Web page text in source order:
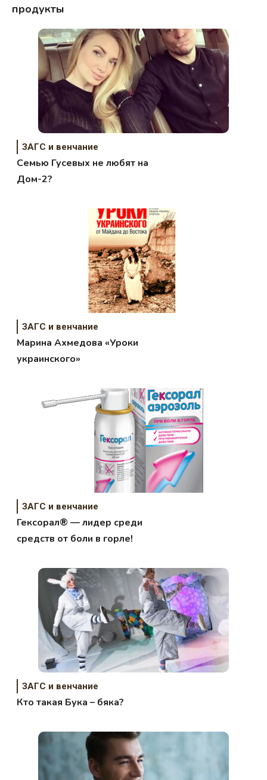
продукты
ЗАГС и венчание
Семью Гусевых не любят на
Дом-2?
ЗАГС и венчание
Марина Ахмедова «Уроки
украинского»
ЗАГС и венчание
Гексорал® — лидер среди
средств от боли в горле!
ЗАГС и венчание
Кто такая Бука – бяка?